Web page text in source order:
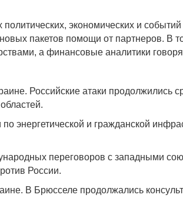
экономических и
пакетов помощи от партнеров. В
а финансовые аналитики
Российские атаки
энергетической и гражданской
переговоров с западными
России.
В Брюсселе продолжались